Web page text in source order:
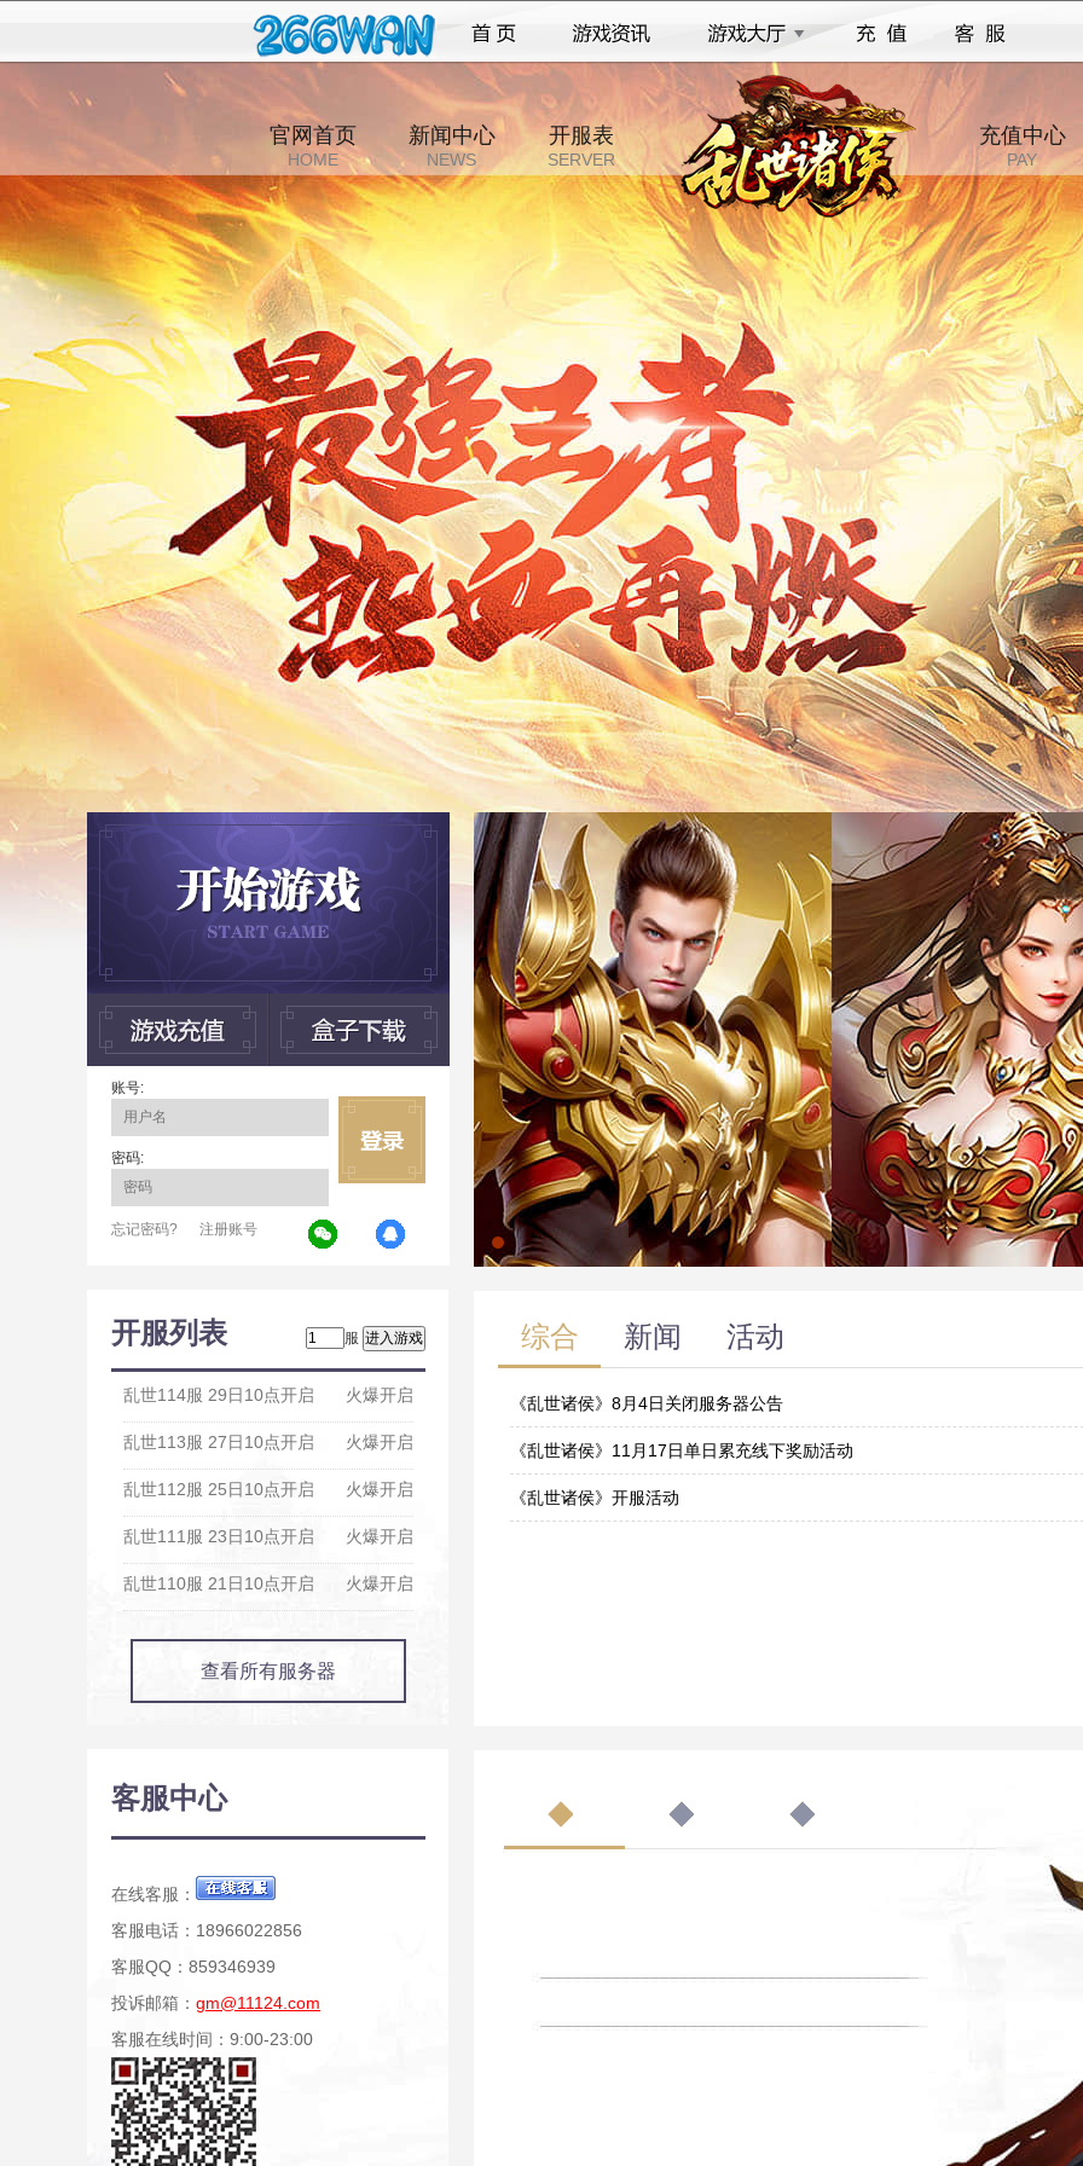
官网首页
HOME
新闻中心
NEWS
开服表
SERVER
充值中心
PAY
账号:
密码:
忘记密码? 注册账号
开服列表 服
火爆开启
乱世114服 29日10点开启
火爆开启
乱世113服 27日10点开启
火爆开启
乱世112服 25日10点开启
火爆开启
乱世111服 23日10点开启
火爆开启
乱世110服 21日10点开启
查看所有服务器
客服中心
在线客服：
客服电话：18966022856
客服QQ：859346939
投诉邮箱： gm@11124.com
客服在线时间：9:00-23:00
综合 新闻 活动
《乱世诸侯》8月4日关闭服务器公告
12-22
《乱世诸侯》11月17日单日累充线下奖励活动
11-16
《乱世诸侯》开服活动